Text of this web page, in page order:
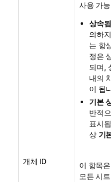
사용 가
상속됨
의하
는 항
정은
되며,
내의
이 됩
기본
반적
표시
상 기
개체 ID
이 항목
모든 시